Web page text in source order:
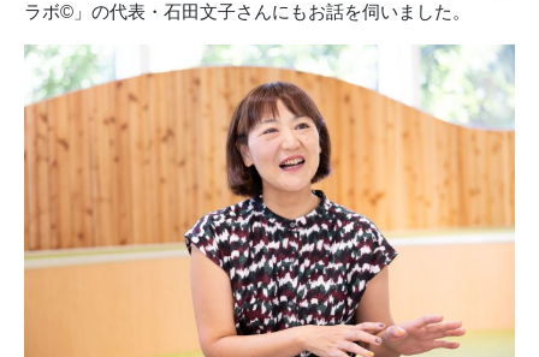
ラボ©」の代表・石田文子さんにもお話を伺いました。